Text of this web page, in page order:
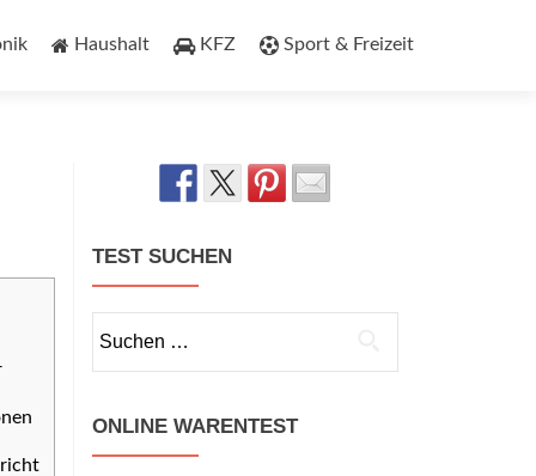
Haushalt KFZ Sport & Freizeit
TEST SUCHEN
nach:
ONLINE WARENTEST